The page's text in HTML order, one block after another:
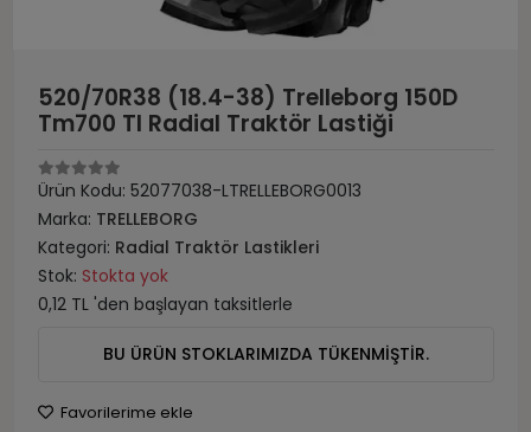
520/70R38 (18.4-38) Trelleborg 150D
Tm700 Tl Radial Traktör Lastiği
Ürün Kodu: 52077038-LTRELLEBORG0013
Marka: TRELLEBORG
Kategori: Radial Traktör Lastikleri
Stok: Stokta yok
0,12 TL 'den başlayan taksitlerle
BU ÜRÜN STOKLARIMIZDA TÜKENMİŞTİR.
Favorilerime ekle